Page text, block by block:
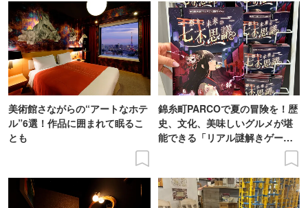
美術館さながらの“アートなホテ
ル”6選！作品に囲まれて眠るこ
とも
錦糸町PARCOで夏の冒険を！歴
史、文化、美味しいグルメが堪
能できる「リアル謎解きゲー